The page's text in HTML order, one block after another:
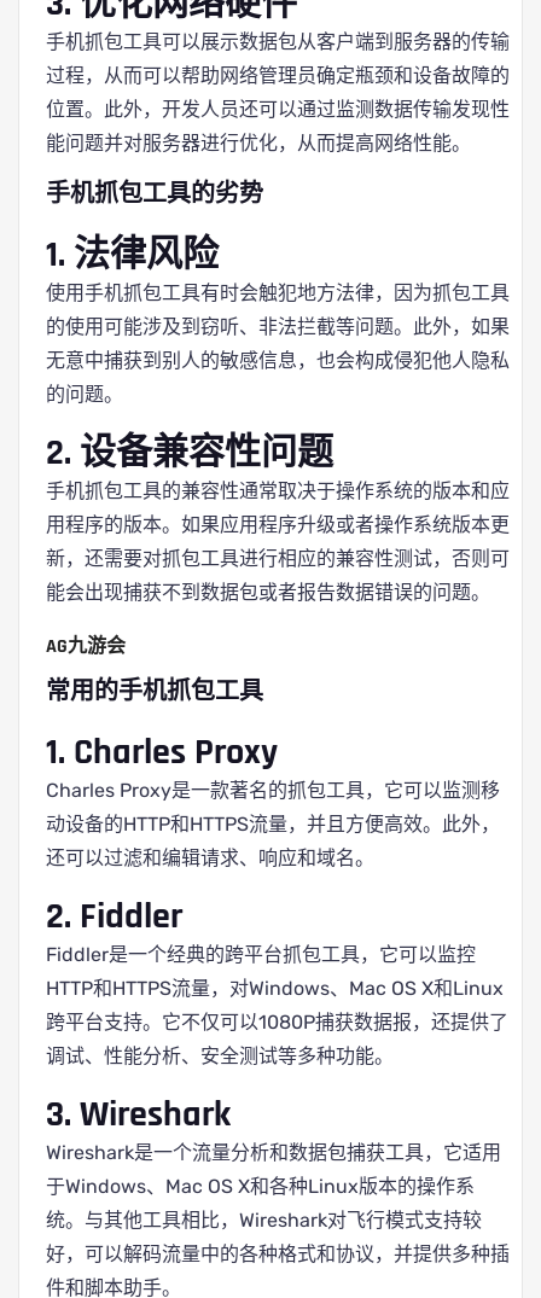
手机抓包工具可以展示数据包从客户端到服务器的传输
过程，从而可以帮助网络管理员确定瓶颈和设备故障的
位置。此外，开发人员还可以通过监测数据传输发现性
能问题并对服务器进行优化，从而提高网络性能。
手机抓包工具的劣势
1. 法律风险
使用手机抓包工具有时会触犯地方法律，因为抓包工具
的使用可能涉及到窃听、非法拦截等问题。此外，如果
无意中捕获到别人的敏感信息，也会构成侵犯他人隐私
的问题。
2. 设备兼容性问题
手机抓包工具的兼容性通常取决于操作系统的版本和应
用程序的版本。如果应用程序升级或者操作系统版本更
新，还需要对抓包工具进行相应的兼容性测试，否则可
能会出现捕获不到数据包或者报告数据错误的问题。
AG九游会
常用的手机抓包工具
1. Charles Proxy
Charles Proxy是一款著名的抓包工具，它可以监测移
动设备的HTTP和HTTPS流量，并且方便高效。此外，
还可以过滤和编辑请求、响应和域名。
2. Fiddler
Fiddler是一个经典的跨平台抓包工具，它可以监控
HTTP和HTTPS流量，对Windows、Mac OS X和Linux
跨平台支持。它不仅可以1080P捕获数据报，还提供了
调试、性能分析、安全测试等多种功能。
3. Wireshark
Wireshark是一个流量分析和数据包捕获工具，它适用
于Windows、Mac OS X和各种Linux版本的操作系
统。与其他工具相比，Wireshark对飞行模式支持较
好，可以解码流量中的各种格式和协议，并提供多种插
件和脚本助手。